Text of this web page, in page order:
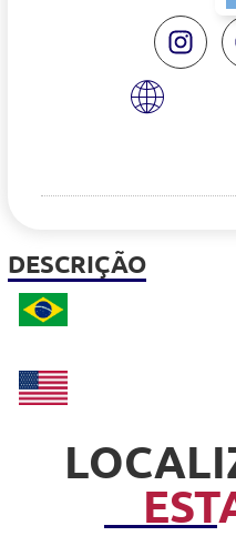
DESCRIÇÃO